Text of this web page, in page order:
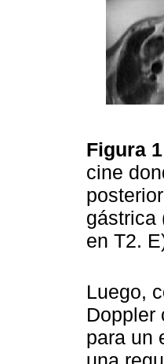
Figura
cine
gástrica
en T2.
Luego,
Doppler
para un